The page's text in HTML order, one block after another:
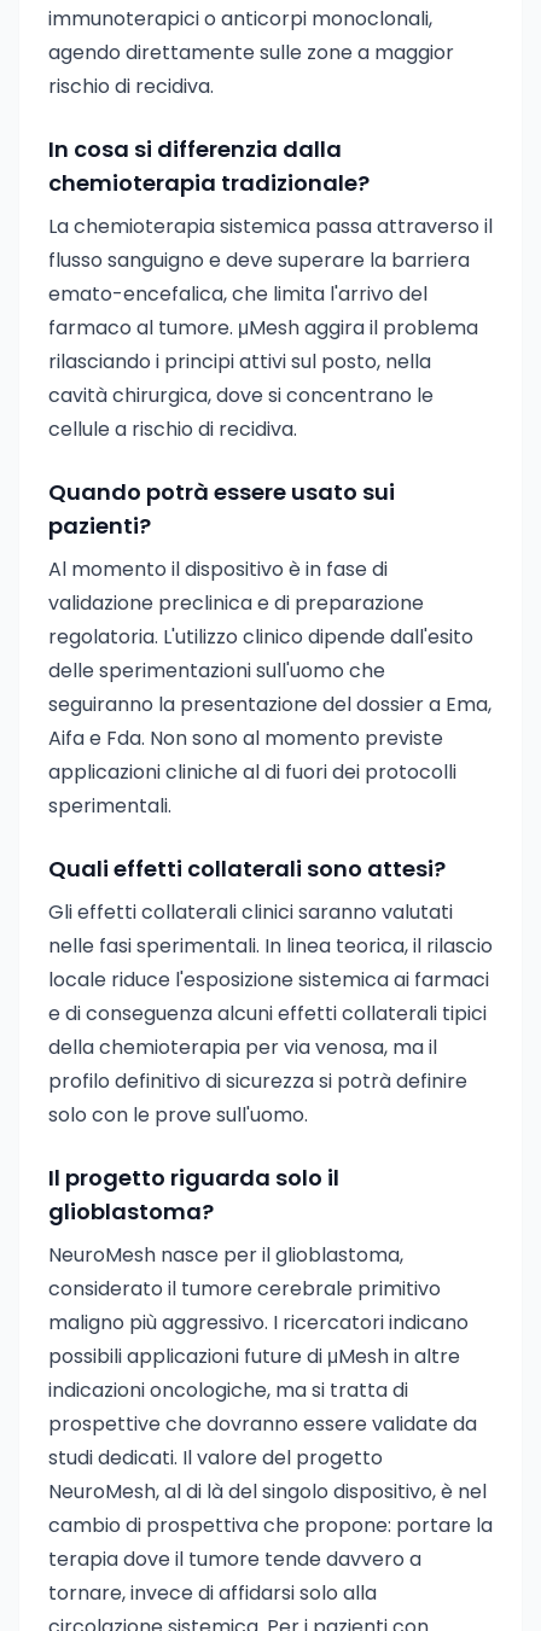
immunoterapici o anticorpi monoclonali,
agendo direttamente sulle zone a maggior
rischio di recidiva.
In cosa si differenzia dalla
chemioterapia tradizionale?
La chemioterapia sistemica passa attraverso il
flusso sanguigno e deve superare la barriera
emato-encefalica, che limita l'arrivo del
farmaco al tumore. μMesh aggira il problema
rilasciando i principi attivi sul posto, nella
cavità chirurgica, dove si concentrano le
cellule a rischio di recidiva.
Quando potrà essere usato sui
pazienti?
Al momento il dispositivo è in fase di
validazione preclinica e di preparazione
regolatoria. L'utilizzo clinico dipende dall'esito
delle sperimentazioni sull'uomo che
seguiranno la presentazione del dossier a Ema,
Aifa e Fda. Non sono al momento previste
applicazioni cliniche al di fuori dei protocolli
sperimentali.
Quali effetti collaterali sono attesi?
Gli effetti collaterali clinici saranno valutati
nelle fasi sperimentali. In linea teorica, il rilascio
locale riduce l'esposizione sistemica ai farmaci
e di conseguenza alcuni effetti collaterali tipici
della chemioterapia per via venosa, ma il
profilo definitivo di sicurezza si potrà definire
solo con le prove sull'uomo.
Il progetto riguarda solo il
glioblastoma?
NeuroMesh nasce per il glioblastoma,
considerato il tumore cerebrale primitivo
maligno più aggressivo. I ricercatori indicano
possibili applicazioni future di μMesh in altre
indicazioni oncologiche, ma si tratta di
prospettive che dovranno essere validate da
studi dedicati. Il valore del progetto
NeuroMesh, al di là del singolo dispositivo, è nel
cambio di prospettiva che propone: portare la
terapia dove il tumore tende davvero a
tornare, invece di affidarsi solo alla